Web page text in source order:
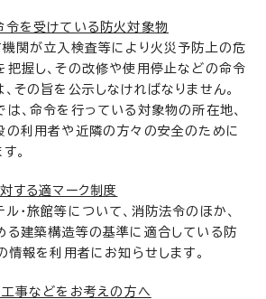
令を受けている防火対象物
機関が立入検査等により火災予防上の危
把握し、その改修や使用停止などの命令
その旨を公示しなければなりません。
、命令を行っている対象物の所在地、
の利用者や近隣の方々の安全のために
。
する適マーク制度
・旅館等について、消防法令のほか、
る建築構造等の基準に適合している防
情報を利用者にお知らせします。
工事などをお考えの方へ